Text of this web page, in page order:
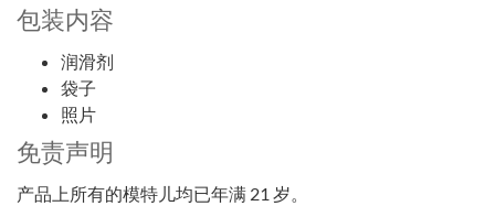
包装内容
润滑剂
袋子
照片
免责声明
产品上所有的模特儿均已年满 21 岁。